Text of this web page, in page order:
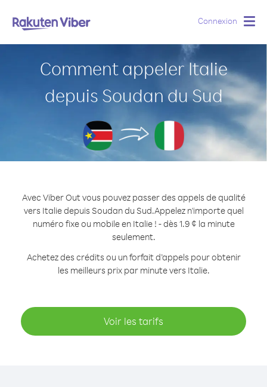
Connexion
Comment appeler Italie
depuis Soudan du Sud
Avec Viber Out vous pouvez passer des appels de qualité
vers Italie depuis Soudan du Sud.Appelez n'importe quel
numéro fixe ou mobile en Italie ! - dès 1.9 ¢ la minute
seulement.
Achetez des crédits ou un forfait d’appels pour obtenir
les meilleurs prix par minute vers Italie.
Voir les tarifs